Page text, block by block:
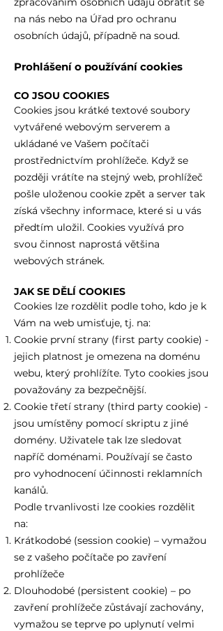
na nás nebo na Úřad pro ochranu
osobních údajů, případně na soud.
Prohlášení o používání cookies
CO JSOU COOKIES
Cookies jsou krátké textové soubory
vytvářené webovým serverem a
ukládané ve Vašem počítači
prostřednictvím prohlížeče. Když se
později vrátíte na stejný web, prohlížeč
pošle uloženou cookie zpět a server tak
získá všechny informace, které si u vás
předtím uložil. Cookies využívá pro
svou činnost naprostá většina
webových stránek.
JAK SE DĚLÍ COOKIES
Cookies lze rozdělit podle toho, kdo je k
Vám na web umisťuje, tj. na:
Cookie první strany (first party cookie) -
jejich platnost je omezena na doménu
webu, který prohlížíte. Tyto cookies jsou
považovány za bezpečnější.
Cookie třetí strany (third party cookie) -
jsou umístěny pomocí skriptu z jiné
domény. Uživatele tak lze sledovat
napříč doménami. Používají se často
pro vyhodnocení účinnosti reklamních
kanálů.
Podle trvanlivosti lze cookies rozdělit
na:
Krátkodobé (session cookie) – vymažou
se z vašeho počítače po zavření
prohlížeče
Dlouhodobé (persistent cookie) – po
zavření prohlížeče zůstávají zachovány,
vymažou se teprve po uplynutí velmi